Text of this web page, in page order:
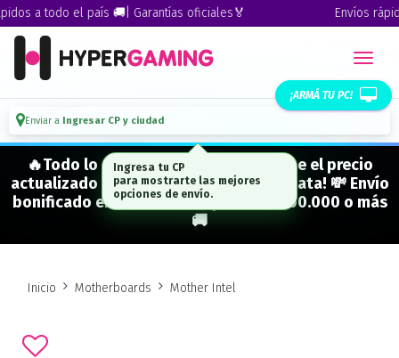
a todo el país 🚚| Garantías oficiales🏅 Envíos
¡ARMÁ TU PC!
Enviar a Ingresar CP y ciudad
🔥Todo lo que figura "EN STOCK" tiene el precio
actualizado y está para entrega inmediata! 💸 Envío
bonificado en CABA en compras de $500.000 o más
🚚
Inicio Motherboards Mother Intel
Ingresa tu CP
para mostrarte las mejores
opciones de envío.